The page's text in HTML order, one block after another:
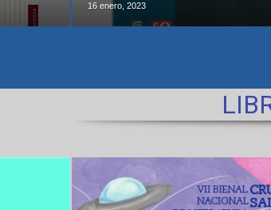
16 enero, 2023